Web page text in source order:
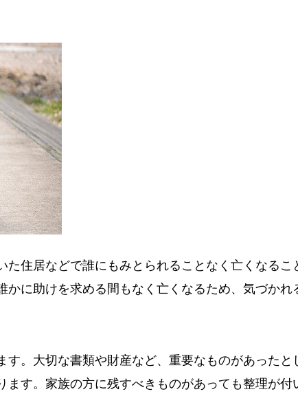
住居などで誰にもみとられることなく亡くなるこ
に助けを求める間もなく亡くなるため、気づかれ
。大切な書類や財産など、重要なものがあったと
ます。家族の方に残すべきものがあっても整理が付